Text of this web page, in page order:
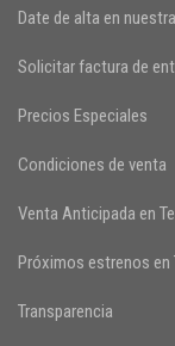
Date de alta en
Solicitar factura de
Precios Especiales
Condiciones de venta
Venta Anticipada en
Próximos estrenos en
Transparencia